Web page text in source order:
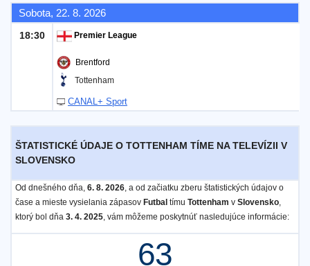
Sobota, 22. 8. 2026
18:30 Premier League
Brentford
Tottenham
CANAL+ Sport
ŠTATISTICKÉ ÚDAJE O TOTTENHAM TÍME NA TELEVÍZII V
SLOVENSKO
Od dnešného dňa, 6. 8. 2026, a od začiatku zberu štatistických údajov o
čase a mieste vysielania zápasov Futbal tímu Tottenham v Slovensko,
ktorý bol dňa 3. 4. 2025, vám môžeme poskytnúť nasledujúce informácie:
63